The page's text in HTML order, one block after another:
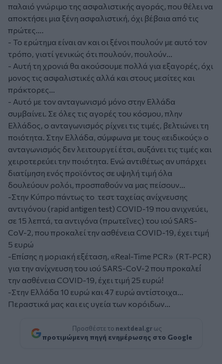
παλαιό γνώριμο της ασφαλιστικής αγοράς, που θέλει να
αποκτήσει μια ξένη ασφαλιστική, όχι βέβαια από τις
πρώτες….
- Το ερώτημα είναι αν και οι ξένοι πουλούν με αυτό τον
τρόπο, γιατί γενικώς ότι πουλούν, πουλούν…
- Αυτή τη χρονιά θα ακούσουμε πολλά για εξαγορές, όχι
μονος τις ασφαλιστικές αλλά και στους μεσίτες και
πράκτορες…
- Αυτό με τον ανταγωνισμό μόνο στην Ελλάδα
συμβαίνει. Σε όλες τις αγορές του κόσμου, πλην
Ελλάδος, ο ανταγωνισμός ρίχνει τις τιμές, βελτιώνει τη
ποιότητα. Στην Ελλάδα, σύμφωνα με τους «ειδικούς» ο
ανταγωνισμός δεν λειτουργεί έτσι, αυξάνει τις τιμές και
χειροτερεύει την ποιότητα. Ενώ αντιθέτως αν υπάρχει
διατίμηση ενός προϊόντος σε υψηλή τιμή όλα
δουλεύουν ρολόι, προσπαθούν να μας πείσουν…
-Στην Κύπρο πάντως το τεστ ταχείας ανίχνευσης
αντιγόνου (rapid antigen test) COVID-19 που ανιχνεύει,
σε 15 λεπτά, τα αντιγόνα (πρωτεΐνες) του ιού SARS-
CoV-2, που προκαλεί την ασθένεια COVID-19, έχει τιμή
5 ευρώ
-Επίσης η μοριακή εξέταση, «Real-Time PCR» (RT-PCR)
για την ανίχνευση του ιού SARS-CoV-2 που προκαλεί́
την ασθένεια COVID-19, έχει τιμή 25 ευρώ!
-Στην Ελλάδα 10 ευρώ και 47 ευρώ αντίστοιχα…
Περαστικά μας και εις υγεία των κορόιδων…
Προσθέστε το nextdeal.gr ως
προτιμώμενη πηγή ενημέρωσης στο Google